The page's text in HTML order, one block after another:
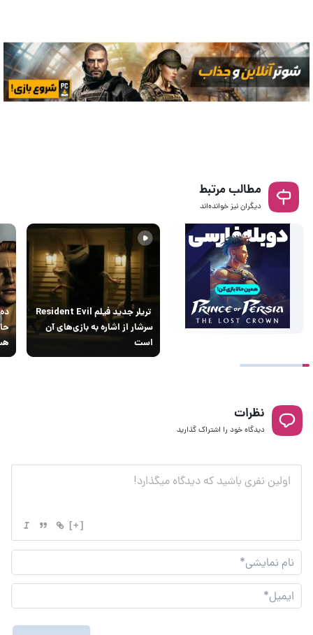
مطالب مرتبط
دیگران نیز خوانده‌اند
تریلر جدید فیلم Resident Evil
سرشار از اشاره به بازی‌های آن
است
نظرات
دیدگاه خود را اشتراک گذارید
[+]
نام